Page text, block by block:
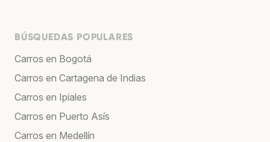
BÚSQUEDAS POPULARES
Carros en Bogotá
Carros en Cartagena de Indias
Carros en Ipiales
Carros en Puerto Asís
Carros en Medellín